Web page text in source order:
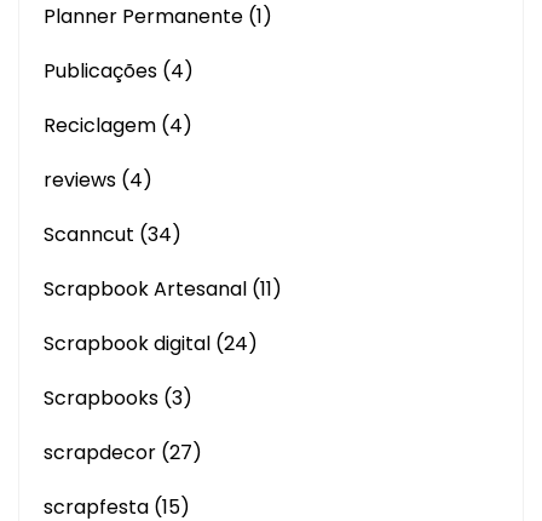
Planner Permanente (1)
Publicações (4)
Reciclagem (4)
reviews (4)
Scanncut (34)
Scrapbook Artesanal (11)
Scrapbook digital (24)
Scrapbooks (3)
scrapdecor (27)
scrapfesta (15)